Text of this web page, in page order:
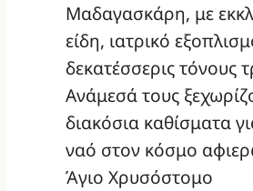
Μαδαγασκάρη, με
είδη, ιατρικό
δεκατέσσερις τόνους
Ανάμεσά τους
διακόσια καθίσματα
ναό στον κόσμο
Άγιο Χρυσόστομο